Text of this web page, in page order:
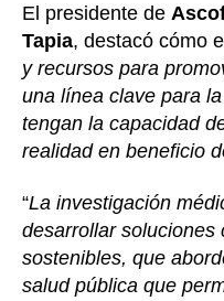
El presidente de
Tapia, destacó cómo
y recursos para
una línea clave para
tengan la capacidad
realidad en beneficio
“La investigación
desarrollar soluciones
sostenibles, que
salud pública que